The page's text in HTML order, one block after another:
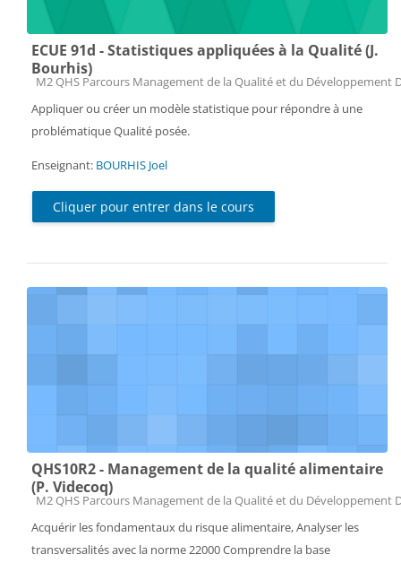
ECUE 91d - Statistiques appliquées à la Qualité (J.
Bourhis)
Catégorie de cours
M2 QHS Parcours Management de la Qualité et du Développement
Appliquer ou créer un modèle statistique pour répondre à une
problématique Qualité posée.
Enseignant: BOURHIS Joel
Cliquer pour entrer dans le cours
QHS10R2 - Management de la qualité alimentaire
(P. Videcoq)
Catégorie de cours
M2 QHS Parcours Management de la Qualité et du Développement
Acquérir les fondamentaux du risque alimentaire, Analyser les
transversalités avec la norme 22000 Comprendre la base